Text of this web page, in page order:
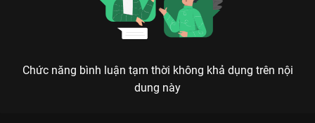
Chức năng bình luận tạm thời không khả dụng trên nội
dung này